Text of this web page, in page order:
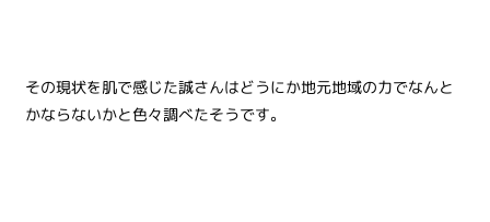
その現状を肌で感じた誠さんはどうにか地元地域の力でなんと
かならないかと色々調べたそうです。